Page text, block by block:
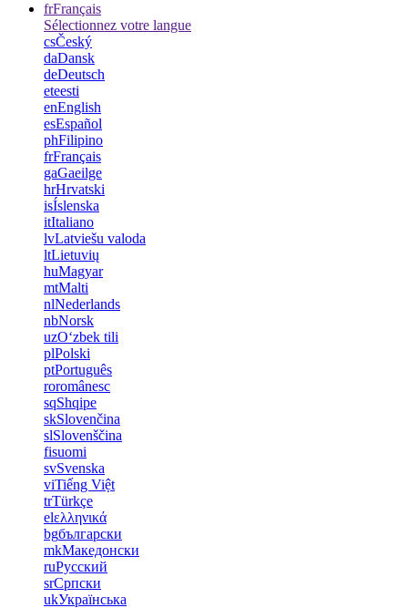
frFrançais
Sélectionnez votre langue
csČeský
daDansk
deDeutsch
eteesti
enEnglish
esEspañol
phFilipino
frFrançais
gaGaeilge
hrHrvatski
isÍslenska
itItaliano
lvLatviešu valoda
ltLietuvių
huMagyar
mtMalti
nlNederlands
nbNorsk
uzOʻzbek tili
plPolski
ptPortuguês
roromânesc
sqShqipe
skSlovenčina
slSlovenščina
fisuomi
svSvenska
viTiếng Việt
trTürkçe
elελληνικά
bgбългарски
mkМакедонски
ruРусский
srСрпски
ukУкраїнська